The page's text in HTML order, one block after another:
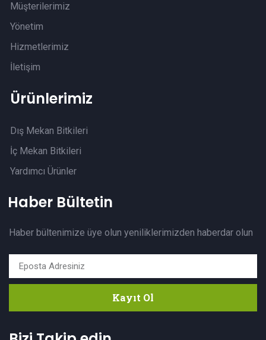
Müşterilerimiz
Yönetim
Hizmetlerimiz
İletişim
Ürünlerimiz
Dış Mekan Bitkileri
İç Mekan Bitkileri
Yardımcı Ürünler
Haber Bültetin
Haber bültenimize üye olun yeniliklerimizden haberdar olun
Kayıt Ol